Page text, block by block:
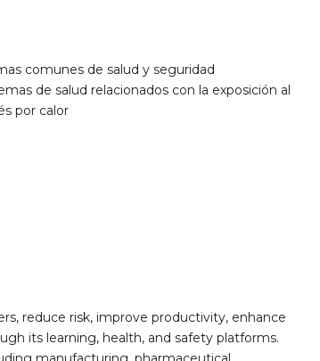
comunes de salud y seguridad
de salud relacionados con la exposición al
por calor
reduce risk, improve productivity, enhance
its learning, health, and safety platforms.